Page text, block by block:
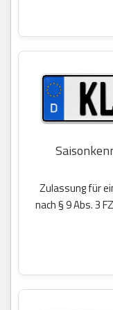
Zulassung für
nach § 9 Abs. 3